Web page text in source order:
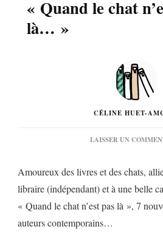
« Quand le chat
là… »
CÉLINE HUET-
LAISSER UN
Amoureux des livres et des chats,
libraire (indépendant) et à une belle
« Quand le chat n’est pas là », 7
auteurs contemporains…